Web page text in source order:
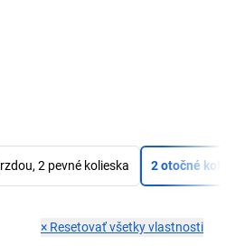
2 pevné kolieska 2 otočné
× Resetovať všetky vlastnosti